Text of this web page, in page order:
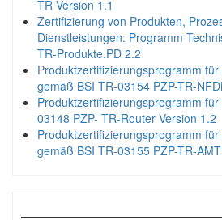
TR Version 1.1
Zertifizierung von Produkten,
Dienstleistungen: Programm
TR-Produkte.PD 2.2
Produktzertifizierungsprogramm
gemäß BSI TR-03154 PZP-TR-
Produktzertifizierungsprogramm
03148 PZP- TR-Router Version 1.2
Produktzertifizierungsprogramm
gemäß BSI TR-03155 PZP-TR-